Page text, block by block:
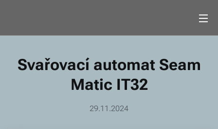
Svařovací automat Seam
Matic IT32
29.11.2024